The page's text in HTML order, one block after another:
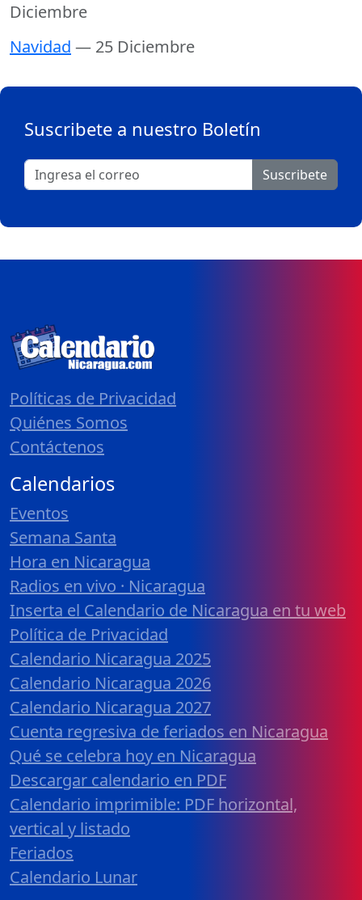
Diciembre
Navidad — 25 Diciembre
Suscribete a nuestro Boletín
Suscribete
Políticas de Privacidad
Quiénes Somos
Contáctenos
Calendarios
Eventos
Semana Santa
Hora en Nicaragua
Radios en vivo · Nicaragua
Inserta el Calendario de Nicaragua en tu web
Política de Privacidad
Calendario Nicaragua 2025
Calendario Nicaragua 2026
Calendario Nicaragua 2027
Cuenta regresiva de feriados en Nicaragua
Qué se celebra hoy en Nicaragua
Descargar calendario en PDF
Calendario imprimible: PDF horizontal,
vertical y listado
Feriados
Calendario Lunar